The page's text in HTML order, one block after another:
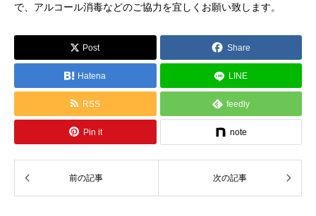
で、アルコール消毒などのご協力を宜しくお願い致します。
Post Share
Hatena LINE
RSS feedly
Pin it note